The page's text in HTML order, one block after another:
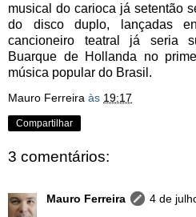
musical do carioca já setentão
do disco duplo, lançadas
cancioneiro teatral já seria
Buarque de Hollanda no
música popular do Brasil.
Mauro Ferreira às 19:17
Compartilhar
3 comentários:
Mauro Ferreira
4 de